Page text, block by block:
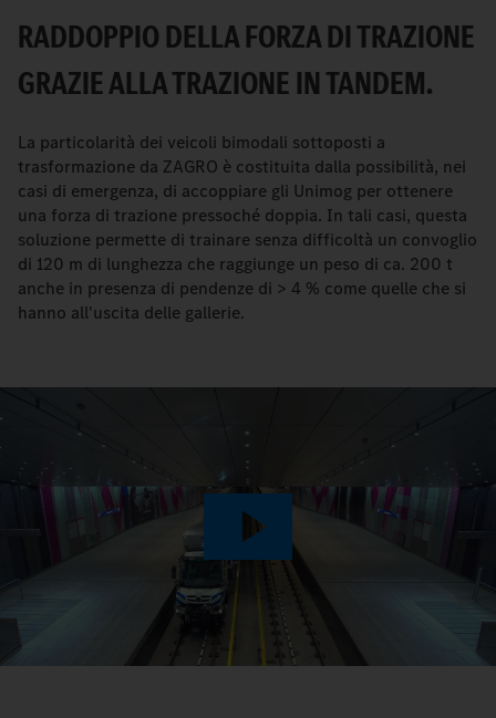
RADDOPPIO DELLA FORZA DI TRAZIONE
GRAZIE ALLA TRAZIONE IN TANDEM.
La particolarità dei veicoli bimodali sottoposti a
trasformazione da ZAGRO è costituita dalla possibilità, nei
casi di emergenza, di accoppiare gli Unimog per ottenere
una forza di trazione pressoché doppia. In tali casi, questa
soluzione permette di trainare senza difficoltà un convoglio
di 120 m di lunghezza che raggiunge un peso di ca. 200 t
anche in presenza di pendenze di > 4 % come quelle che si
hanno all'uscita delle gallerie.
Play
Video